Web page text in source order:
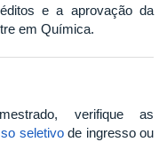
e a aprovação da
em Química.
verifique as
seletivode ingresso ou